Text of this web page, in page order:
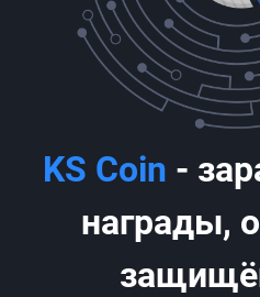
KS Coin -
награды,